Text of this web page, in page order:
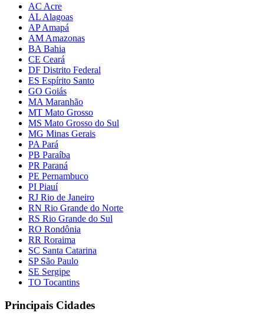
AC Acre
AL Alagoas
AP Amapá
AM Amazonas
BA Bahia
CE Ceará
DF Distrito Federal
ES Espírito Santo
GO Goiás
MA Maranhão
MT Mato Grosso
MS Mato Grosso do Sul
MG Minas Gerais
PA Pará
PB Paraíba
PR Paraná
PE Pernambuco
PI Piauí
RJ Rio de Janeiro
RN Rio Grande do Norte
RS Rio Grande do Sul
RO Rondônia
RR Roraima
SC Santa Catarina
SP São Paulo
SE Sergipe
TO Tocantins
Principais Cidades